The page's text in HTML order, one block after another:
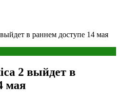
в раннем доступе 14 мая
2 выйдет в
мая